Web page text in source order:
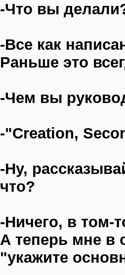
-Что вы
-Все как
Раньше это
-Чем вы
-"Creation,
-Ну,
что?
-Ничего, в том-
А теперь мне в
"укажите